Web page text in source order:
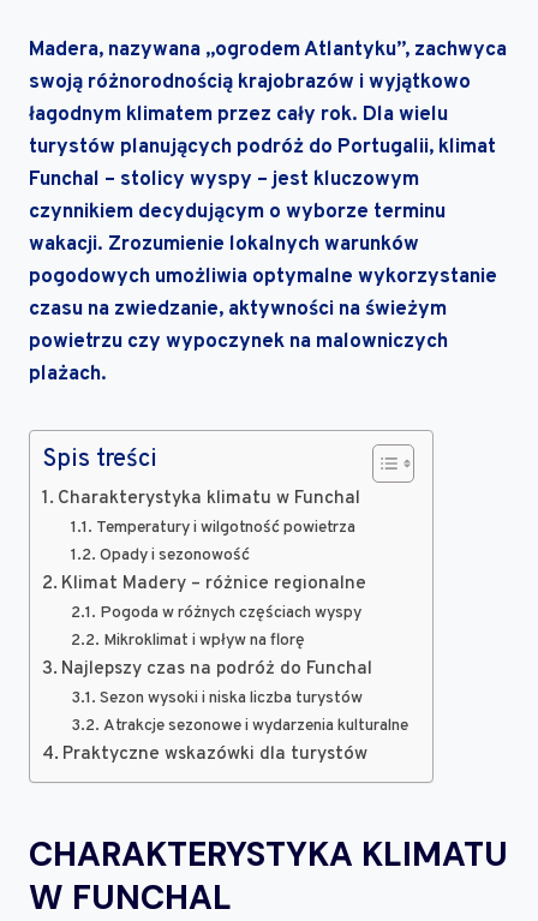
Madera, nazywana „ogrodem Atlantyku”, zachwyca
swoją różnorodnością krajobrazów i wyjątkowo
łagodnym klimatem przez cały rok. Dla wielu
turystów planujących podróż do Portugalii, klimat
Funchal – stolicy wyspy – jest kluczowym
czynnikiem decydującym o wyborze terminu
wakacji. Zrozumienie lokalnych warunków
pogodowych umożliwia optymalne wykorzystanie
czasu na zwiedzanie, aktywności na świeżym
powietrzu czy wypoczynek na malowniczych
plażach.
Spis treści
Charakterystyka klimatu w Funchal
Temperatury i wilgotność powietrza
Opady i sezonowość
Klimat Madery – różnice regionalne
Pogoda w różnych częściach wyspy
Mikroklimat i wpływ na florę
Najlepszy czas na podróż do Funchal
Sezon wysoki i niska liczba turystów
Atrakcje sezonowe i wydarzenia kulturalne
Praktyczne wskazówki dla turystów
CHARAKTERYSTYKA KLIMATU
W FUNCHAL